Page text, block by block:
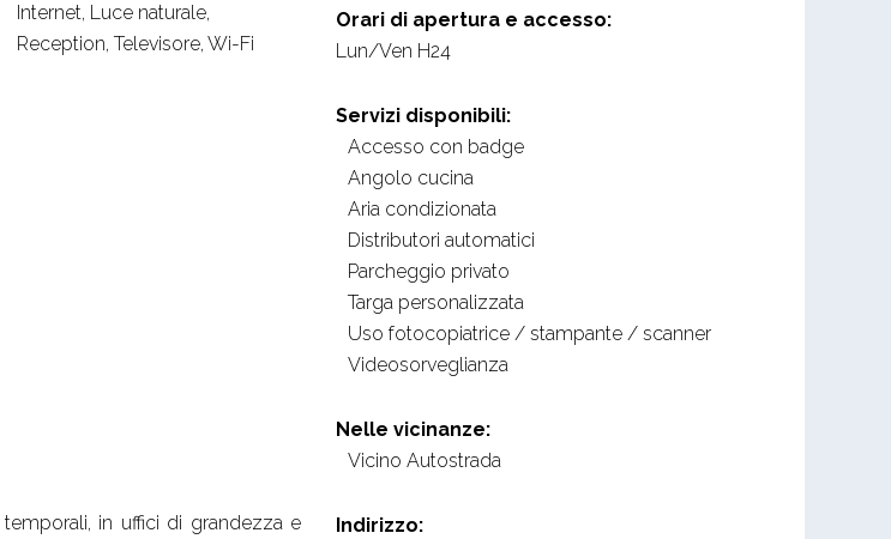
Internet, Luce naturale,
Reception, Televisore, Wi-Fi
in uffici di grandezza e
Orari di apertura e accesso:
Lun/Ven H24
Servizi disponibili:
Accesso con badge
Angolo cucina
Aria condizionata
Distributori automatici
Parcheggio privato
Targa personalizzata
Uso fotocopiatrice / stampante / scanner
Videosorveglianza
Nelle vicinanze:
Vicino Autostrada
Indirizzo: